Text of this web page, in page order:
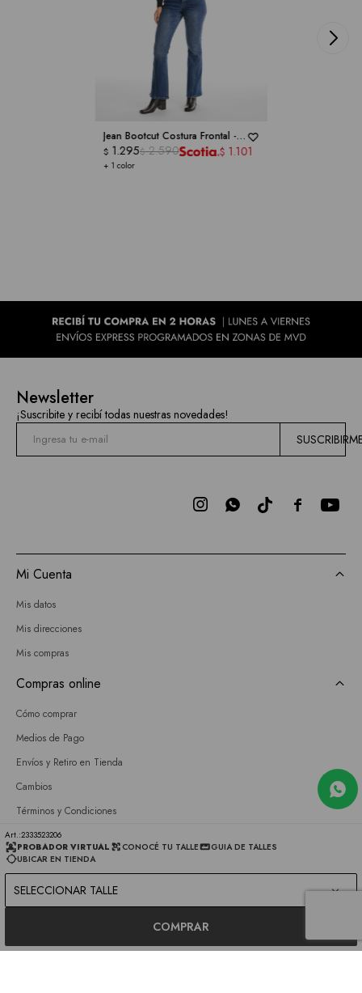
2333523206
PROBADOR VIRTUAL
CONOCÉ TU TALLE
GUIA DE TALLES
UBICAR EN TIENDA
SELECCIONAR TALLE
COMPRAR
Jean Bootcut Costura Frontal -
ROYALTY COLLECTION
+ 1 color
$ 1.295$ 2.590 $ 1.101
Newsletter
¡Suscribite y recibí todas nuestras novedades!

 
Mi Cuenta
Mis datos
Mis direcciones
Mis compras
Compras online
Cómo comprar
Medios de Pago
Envíos y Retiro en Tienda
Cambios
Términos y Condiciones
GIFT CARD
Empresa
Sobre nosotros
Únete a nuestro equipo